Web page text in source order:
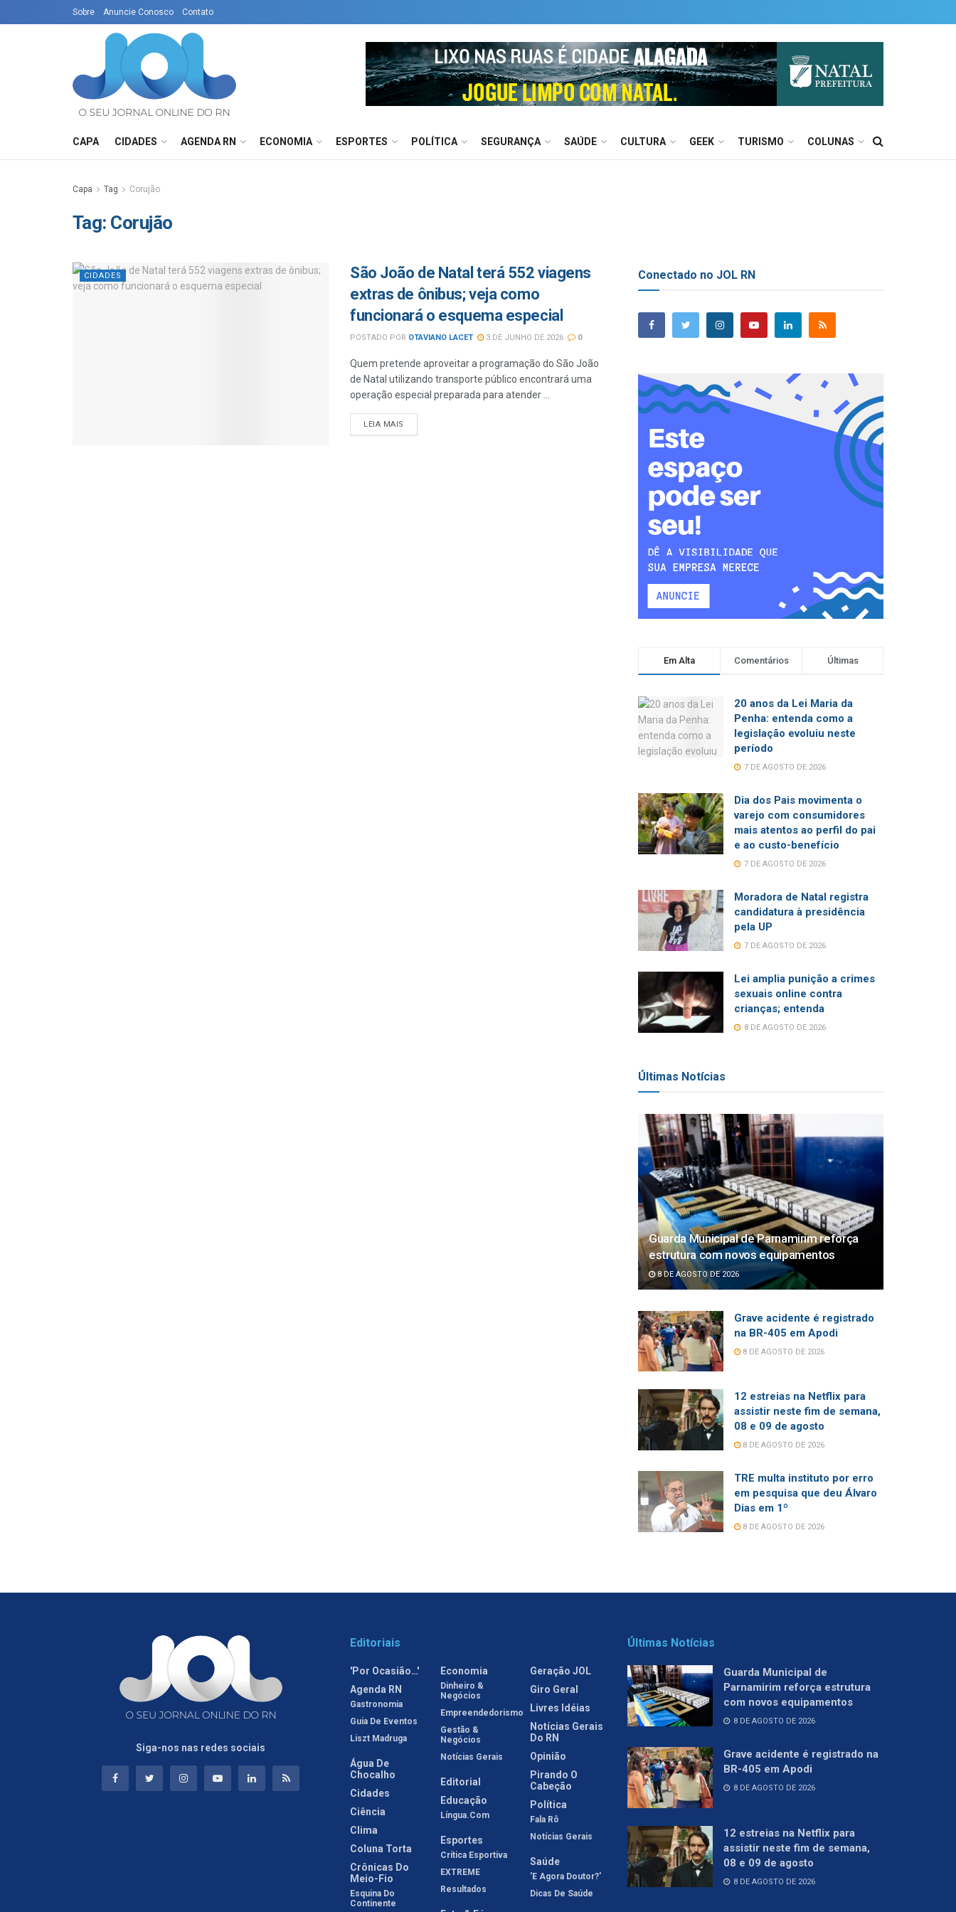
Sobre Anuncie Conosco Contato
CAPA CIDADES AGENDA RN ECONOMIA ESPORTES POLÍTICA SEGURANÇA SAÚDE CULTURA GEEK TURISMO COLUNAS
Capa Tag Corujão
Tag: Corujão
CIDADES
São João de Natal terá 552 viagens
extras de ônibus; veja como
funcionará o esquema especial
POSTADO POR OTAVIANO LACET 3 DE JUNHO DE 2026 0
Quem pretende aproveitar a programação do São João
de Natal utilizando transporte público encontrará uma
operação especial preparada para atender ...
LEIA MAIS
Conectado no JOL RN
Em Alta Comentários Últimas
20 anos da Lei Maria da
Penha: entenda como a
legislação evoluiu neste
período
7 DE AGOSTO DE 2026
Dia dos Pais movimenta o
varejo com consumidores
mais atentos ao perfil do pai
e ao custo-benefício
7 DE AGOSTO DE 2026
Moradora de Natal registra
candidatura à presidência
pela UP
7 DE AGOSTO DE 2026
Lei amplia punição a crimes
sexuais online contra
crianças; entenda
8 DE AGOSTO DE 2026
Últimas Notícias
Guarda Municipal de Parnamirim reforça
estrutura com novos equipamentos
8 DE AGOSTO DE 2026
Grave acidente é registrado
na BR-405 em Apodi
8 DE AGOSTO DE 2026
12 estreias na Netflix para
assistir neste fim de semana,
08 e 09 de agosto
8 DE AGOSTO DE 2026
TRE multa instituto por erro
em pesquisa que deu Álvaro
Dias em 1º
8 DE AGOSTO DE 2026
Siga-nos nas redes sociais
Editoriais
'Por Ocasião…'
Agenda RN
Gastronomia
Guia De Eventos
Liszt Madruga
Água De
Chocalho
Cidades
Ciência
Clima
Coluna Torta
Crônicas Do
Meio-Fio
Esquina Do
Continente
Economia
Dinheiro &
Negócios
Empreendedorismo
Gestão &
Negócios
Notícias Gerais
Editorial
Educação
Língua.com
Esportes
Crítica Esportiva
EXTREME
Resultados
Geração JOL
Giro Geral
Livres Idéias
Notícias Gerais
Do RN
Opinião
Pirando O
Cabeção
Política
Fala Rô
Notícias Gerais
Saúde
'E Agora Doutor?'
Dicas De Saúde
Últimas Notícias
Guarda Municipal de
Parnamirim reforça estrutura
com novos equipamentos
8 DE AGOSTO DE 2026
Grave acidente é registrado na
BR-405 em Apodi
8 DE AGOSTO DE 2026
12 estreias na Netflix para
assistir neste fim de semana,
08 e 09 de agosto
8 DE AGOSTO DE 2026